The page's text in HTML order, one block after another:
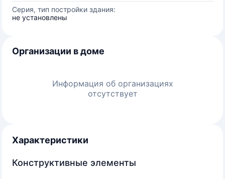
Серия, тип постройки здания:
не установлены
Организации в доме
Информация об организациях
отсутствует
Характеристики
Конструктивные элементы